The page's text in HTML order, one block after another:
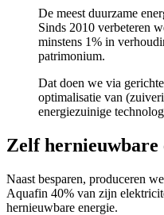
De meest duurzame
Sinds 2010 verbeteren
minstens 1% in
patrimonium.
Dat doen we via
optimalisatie van
energiezuinige
Zelf hernieuwbare
Naast besparen, produceren
Aquafin 40% van zijn
hernieuwbare energie.